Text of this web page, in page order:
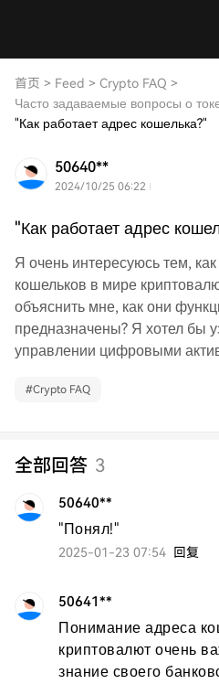
首页 > Feed > Crypto FAQ >
Часто задаваемые вопросы о
"Как работает адрес кошелька?"
50640**
2024/10/25 06:22
"Как работает адрес
Я очень интересуюсь тем,
кошельков в мире
объяснить мне, как они
предназначены? Я хотел бы
управлении цифровыми
#Crypto FAQ
全部回答 3
50640**
"Понял!"
2025-01-23 07:54 回复
50641**
Понимание адреса
криптовалют очень
знание своего